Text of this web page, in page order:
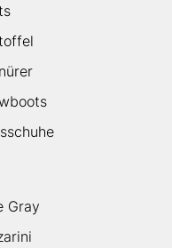
Gray